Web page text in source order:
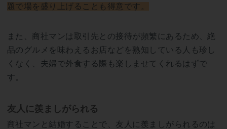
題で場を盛り上げることも得意です。
また、商社マンは取引先との接待が頻繁にあるため、絶
品のグルメを味わえるお店などを熟知している人も珍し
くなく、夫婦で外食する際も楽しませてくれるはずで
す。
友人に羨ましがられる
商社マンと結婚することで、友人に羨ましがられるのは